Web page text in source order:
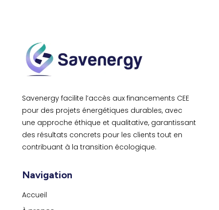
Savenergy facilite l’accès aux financements CEE
pour des projets énergétiques durables, avec
une approche éthique et qualitative, garantissant
des résultats concrets pour les clients tout en
contribuant à la transition écologique.
Navigation
Accueil